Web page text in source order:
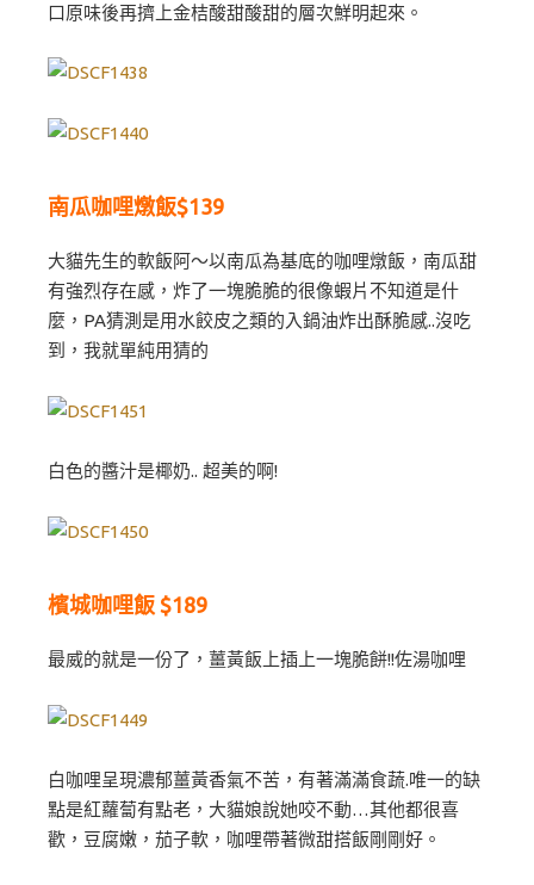
口原味後再擠上金桔酸甜酸甜的層次鮮明起來。
南瓜咖哩燉飯$139
大貓先生的軟飯阿～以南瓜為基底的咖哩燉飯，南瓜甜
有強烈存在感，炸了一塊脆脆的很像蝦片不知道是什
麼，PA猜測是用水餃皮之類的入鍋油炸出酥脆感..沒吃
到，我就單純用猜的
白色的醬汁是椰奶.. 超美的啊!
檳城咖哩飯 $189
最威的就是一份了，薑黃飯上插上一塊脆餅!!佐湯咖哩
白咖哩呈現濃郁薑黃香氣不苦，有著滿滿食蔬.唯一的缺
點是紅蘿蔔有點老，大貓娘說她咬不動…其他都很喜
歡，豆腐嫩，茄子軟，咖哩帶著微甜搭飯剛剛好。